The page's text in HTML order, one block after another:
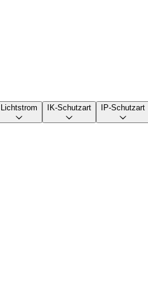
Lichtstrom IK-Schutzart IP-Schutzart